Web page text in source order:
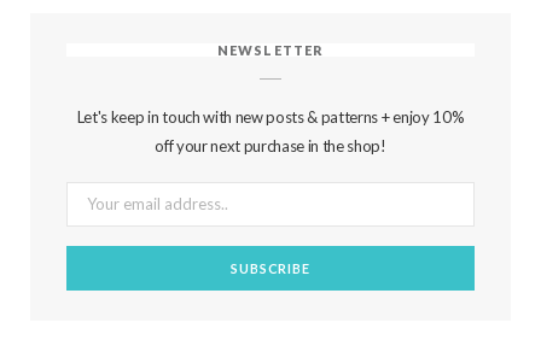
NEWSLETTER
Let's keep in touch with new posts & patterns + enjoy 10%
off your next purchase in the shop!